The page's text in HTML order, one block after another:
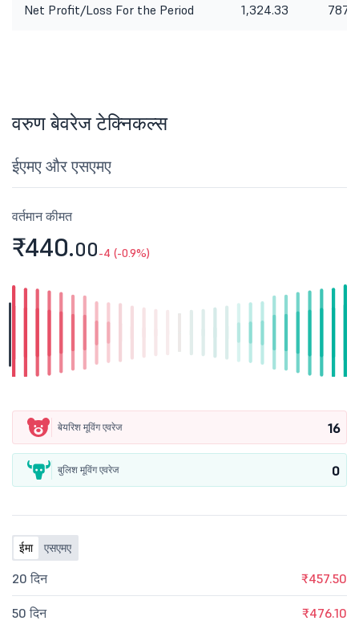
Net Profit/Loss For the Period 1,324.33
वरुण बेवरेज टेक्निकल्स
ईएमए और एसएमए
वर्तमान कीमत
₹440.00-4 (-0.9%)
बेयरिश मूविंग एवरेज 16
बुलिश मूविंग एवरेज 0
ईमा एसएमए
20 दिन ₹457.50
50 दिन ₹476.10